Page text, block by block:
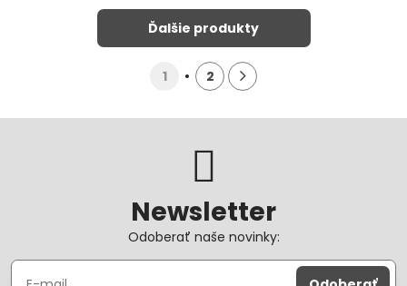
Ďalšie produkty
1 2
Newsletter
Odoberať naše novinky: